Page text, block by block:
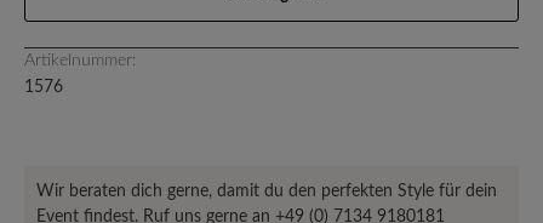
Artikelnummer:
1576
Wir beraten dich gerne, damit du den perfekten Style für dein
Event findest. Ruf uns gerne an +49 (0) 7134 9180181